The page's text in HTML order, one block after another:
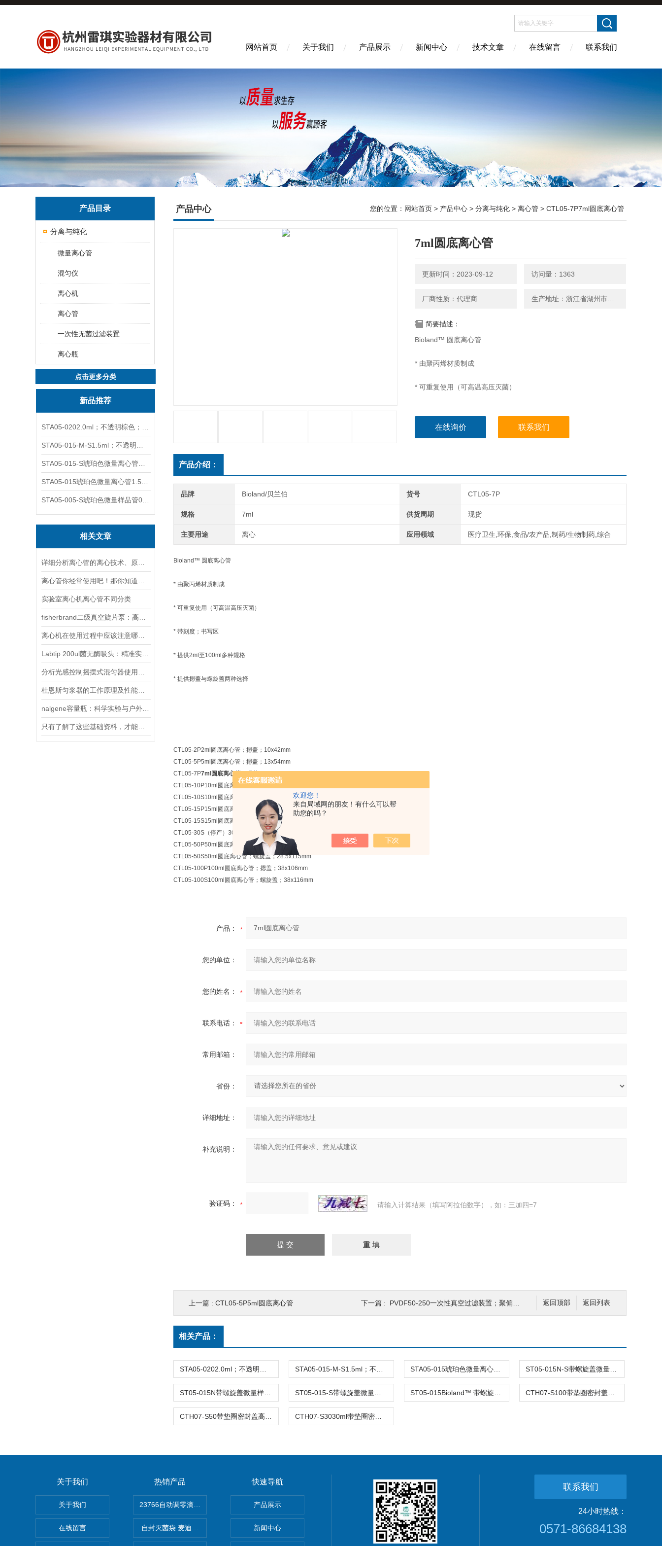
欢迎您！
来自局域网的朋友！有什么可以帮
助您的吗？
网站首页 关于我们 产品展示 新闻中心 技术文章 在线留言 联系我们
产品目录
分离与纯化
微量离心管
混匀仪
离心机
离心管
一次性无菌过滤装置
离心瓶
点击更多分类
新品推荐
相关文章
实验室离心机离心管不同分类
产品中心 您的位置： 网站首页 > 产品中心 > 分离与纯化 > 离心管 > CTL05-7P7ml圆底离心管
7ml圆底离心管
更新时间：2023-09-12 访问量：1363
厂商性质：代理商
简要描述：
Bioland™ 圆底离心管
* 由聚丙烯材质制成
* 可重复使用（可高温高压灭菌）
在线询价 联系我们
产品介绍：
品牌 Bioland/贝兰伯 货号 CTL05-7P
规格 7ml 供货周期 现货
主要用途 离心 应用领域 医疗卫生,环保,食品/农产品,制药/生物制药,综合
Bioland™ 圆底离心管
* 由聚丙烯材质制成
* 可重复使用（可高温高压灭菌）
* 带刻度；书写区
* 提供2ml至100ml多种规格
* 提供摁盖与螺旋盖两种选择
CTL05-2P2ml圆底离心管；摁盖；10x42mm
CTL05-5P5ml圆底离心管；摁盖；13x54mm
CTL05-7P7ml圆底离心管
CTL05-10P10ml圆底离心管；摁盖；14.5x82mm
CTL05-10S10ml圆底离心管；螺旋盖；16x102mm
CTL05-15P15ml圆底离心管；摁盖；18x98mm
CTL05-15S15ml圆底离心管；螺旋盖；16x115mm
CTL05-30S（停产） 30ml圆底离心管；螺旋盖；27.5x107mm
CTL05-50P50ml圆底离心管；摁盖；28x105mm
CTL05-50S50ml圆底离心管；螺旋盖；28.5x115mm
CTL05-100P100ml圆底离心管；摁盖；38x106mm
CTL05-100S100ml圆底离心管；螺旋盖；38x116mm
产品：
您的单位：
您的姓名：
联系电话：
常用邮箱：
省份：
详细地址：
补充说明：
验证码： 请输入计算结果（填写阿拉伯数字），如：三加四=7
返回列表
返回顶部
上一篇 : CTL05-5P5ml圆底离心管 下一篇 : PVDF50-250一次性真空过滤装置；聚偏氟乙烯膜(PVDF)
相关产品：
关于我们
关于我们
在线留言
热销产品
23766自动调零滴定管，Dr. Schilling式 23766
自封灭菌袋 麦迪康Medicom自封口式灭菌包装袋 呼吸袋 89mm&#215;133mm
快速导航
产品展示
新闻中心
联系我们
24小时热线：
0571-86684138